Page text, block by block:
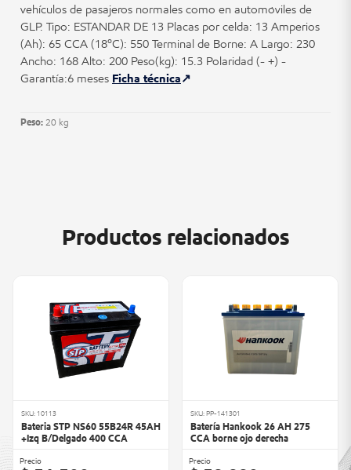
vehículos de pasajeros normales como en automóviles de
GLP. Tipo: ESTANDAR DE 13 Placas por celda: 13 Amperios
(Ah): 65 CCA (18ºC): 550 Terminal de Borne: A Largo: 230
Ancho: 168 Alto: 200 Peso(kg): 15.3 Polaridad (- +) -
Garantía:6 meses Ficha técnica
Peso: 20 kg
Productos relacionados
SKU: 10113
Bateria STP NS60 55B24R 45AH
+Izq B/Delgado 400 CCA
Precio
SKU: PP-141301
Batería Hankook 26 AH 275
CCA borne ojo derecha
Precio